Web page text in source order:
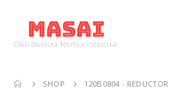
SHOP 120B0804 -